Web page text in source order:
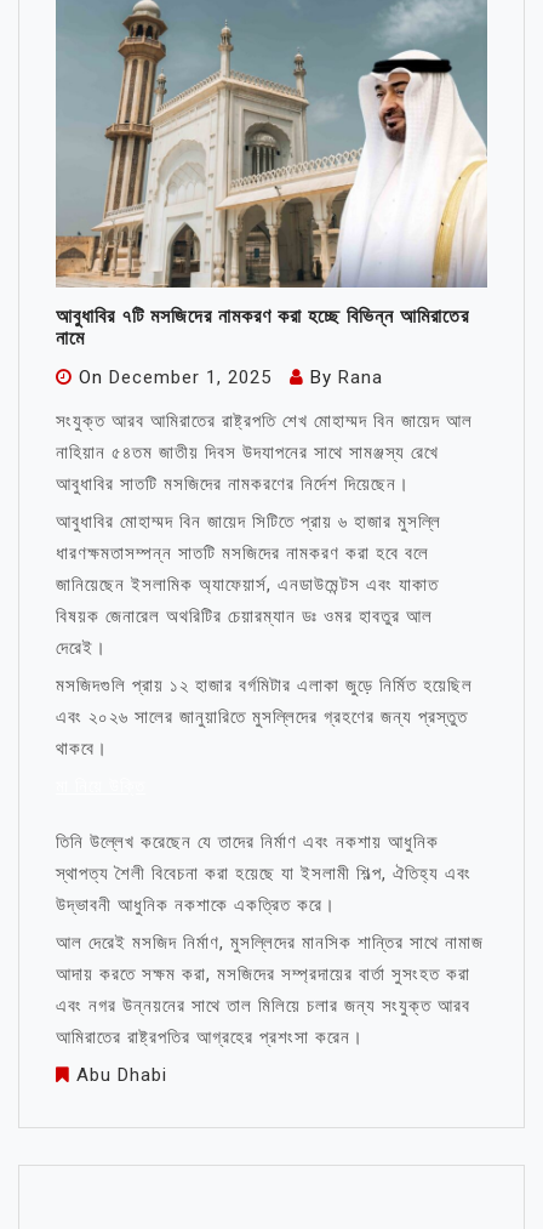
আবুধাবির ৭টি মসজিদের নামকরণ করা হচ্ছে বিভিন্ন আমিরাতের
নামে
On December 1, 2025 By Rana
সংযুক্ত আরব আমিরাতের রাষ্ট্রপতি শেখ মোহাম্মদ বিন জায়েদ আল
নাহিয়ান ৫৪তম জাতীয় দিবস উদযাপনের সাথে সামঞ্জস্য রেখে
আবুধাবির সাতটি মসজিদের নামকরণের নির্দেশ দিয়েছেন।
আবুধাবির মোহাম্মদ বিন জায়েদ সিটিতে প্রায় ৬ হাজার মুসল্লি
ধারণক্ষমতাসম্পন্ন সাতটি মসজিদের নামকরণ করা হবে বলে
জানিয়েছেন ইসলামিক অ্যাফেয়ার্স, এনডাউমেন্টস এবং যাকাত
বিষয়ক জেনারেল অথরিটির চেয়ারম্যান ডঃ ওমর হাবতুর আল
দেরেই।
মসজিদগুলি প্রায় ১২ হাজার বর্গমিটার এলাকা জুড়ে নির্মিত হয়েছিল
এবং ২০২৬ সালের জানুয়ারিতে মুসল্লিদের গ্রহণের জন্য প্রস্তুত
থাকবে।
তিনি উল্লেখ করেছেন যে তাদের নির্মাণ এবং নকশায় আধুনিক
স্থাপত্য শৈলী বিবেচনা করা হয়েছে যা ইসলামী শিল্প, ঐতিহ্য এবং
উদ্ভাবনী আধুনিক নকশাকে একত্রিত করে।
আল দেরেই মসজিদ নির্মাণ, মুসল্লিদের মানসিক শান্তির সাথে নামাজ
আদায় করতে সক্ষম করা, মসজিদের সম্প্রদায়ের বার্তা সুসংহত করা
এবং নগর উন্নয়নের সাথে তাল মিলিয়ে চলার জন্য সংযুক্ত আরব
আমিরাতের রাষ্ট্রপতির আগ্রহের প্রশংসা করেন।
Abu Dhabi